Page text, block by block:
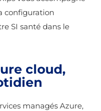
configuration
SI santé dans le
cloud,
managés Azure,